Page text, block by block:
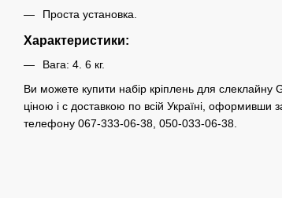
Проста установка.
Характеристики:
Вага: 4. 6 кг.
Ви можете купити набір кріплень для
ціною і c доставкою по всій Україні,
телефону 067-333-06-38, 050-033-06-38.